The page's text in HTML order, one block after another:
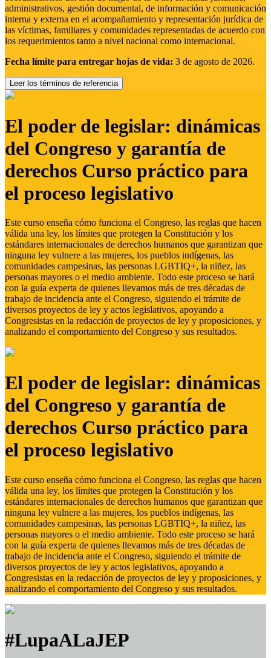
administrativos, gestión documental, de información y comunicación
interna y externa en el acompañamiento y representación jurídica de
las víctimas, familiares y comunidades representadas de acuerdo con
los requerimientos tanto a nivel nacional como internacional.
Fecha límite para entregar hojas de vida: 3 de agosto de 2026.
Leer los términos de referencia
El poder de legislar: dinámicas
del Congreso y garantía de
derechos Curso práctico para
el proceso legislativo
Este curso enseña cómo funciona el Congreso, las reglas que hacen
válida una ley, los límites que protegen la Constitución y los
estándares internacionales de derechos humanos que garantizan que
ninguna ley vulnere a las mujeres, los pueblos indígenas, las
comunidades campesinas, las personas LGBTIQ+, la niñez, las
personas mayores o el medio ambiente. Todo este proceso se hará
con la guía experta de quienes llevamos más de tres décadas de
trabajo de incidencia ante el Congreso, siguiendo el trámite de
diversos proyectos de ley y actos legislativos, apoyando a
Congresistas en la redacción de proyectos de ley y proposiciones, y
analizando el comportamiento del Congreso y sus resultados.
El poder de legislar: dinámicas
del Congreso y garantía de
derechos Curso práctico para
el proceso legislativo
Este curso enseña cómo funciona el Congreso, las reglas que hacen
válida una ley, los límites que protegen la Constitución y los
estándares internacionales de derechos humanos que garantizan que
ninguna ley vulnere a las mujeres, los pueblos indígenas, las
comunidades campesinas, las personas LGBTIQ+, la niñez, las
personas mayores o el medio ambiente. Todo este proceso se hará
con la guía experta de quienes llevamos más de tres décadas de
trabajo de incidencia ante el Congreso, siguiendo el trámite de
diversos proyectos de ley y actos legislativos, apoyando a
Congresistas en la redacción de proyectos de ley y proposiciones, y
analizando el comportamiento del Congreso y sus resultados.
#LupaALaJEP